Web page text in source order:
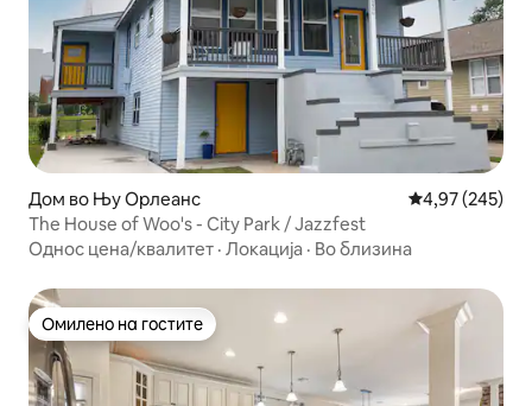
Дом во Њу Орлеанс Просечна
4,97 (245)
The House of Woo's - City Park / Jazzfest
Однос цена/квалитет · Локација · Во близина
Омилено на гостите
Омилено на гостите